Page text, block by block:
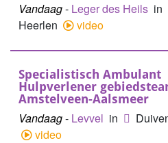
Vandaag- Leger des Heils in
Heerlen
video
Specialistisch Ambulant
Hulpverlener
Amstelveen-Aalsmeer
Vandaag- Levvel in
video